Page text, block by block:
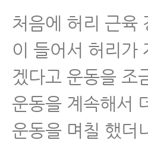
처음에 허리 근육
이 들어서 허리가
겠다고 운동을 조
운동을 계속해서
운동을 며칠 했더